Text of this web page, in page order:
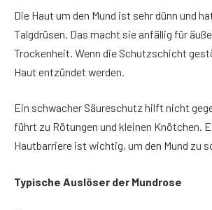
Die Haut um den Mund ist sehr dünn und
Talgdrüsen. Das macht sie anfällig für
Trockenheit. Wenn die Schutzschicht
Haut entzündet werden.
Ein schwacher Säureschutz hilft nicht
führt zu Rötungen und kleinen Knötchen.
Hautbarriere ist wichtig, um den Mund zu
Typische Auslöser der Mundrose